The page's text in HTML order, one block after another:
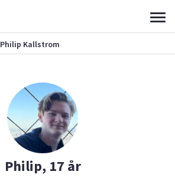
Philip Kallstrom
Philip, 17 år